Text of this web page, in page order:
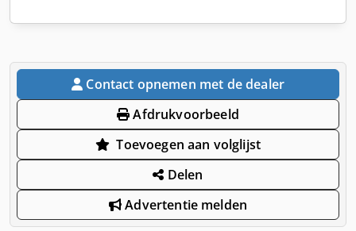
Contact opnemen met de dealer
Afdrukvoorbeeld
Toevoegen aan volglijst
Delen
Advertentie melden